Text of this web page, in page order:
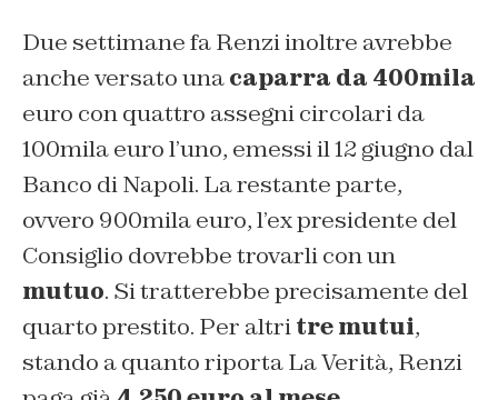
Due settimane fa Renzi inoltre avrebbe
anche versato unacaparra da 400mila
euro con quattro assegni circolari da
100mila euro l’uno, emessi il 12 giugno dal
Banco di Napoli. La restante parte,
ovvero 900mila euro, l’ex presidente del
Consiglio dovrebbe trovarli con un
mutuo. Si tratterebbe precisamente del
quarto prestito. Per altritre mutui,
stando a quanto riporta La Verità, Renzi